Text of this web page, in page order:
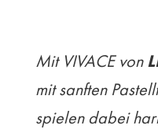
Mit VIVACE von
mit sanften
spielen dabei